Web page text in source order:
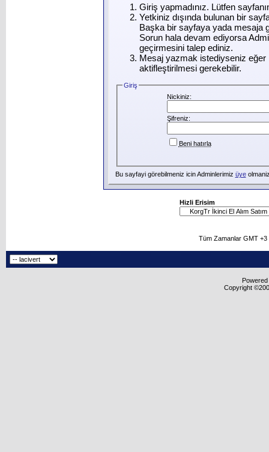
Giriş yapmadınız. Lütfen
Yetkiniz dışında bulunan bir
Başka bir sayfaya yada mesaja
Sorun hala devam ediyorsa
geçirmesini talep ediniz.
Mesaj yazmak istediyseniz eğer
aktifleştirilmesi gerekebilir.
Giriş
Nickiniz:
Şifreniz:
Beni hatırla
Bu sayfayi görebilmeniz icin Adminlerimiz üye
Hizli Erisim
Tüm Zamanlar GMT
Copyright